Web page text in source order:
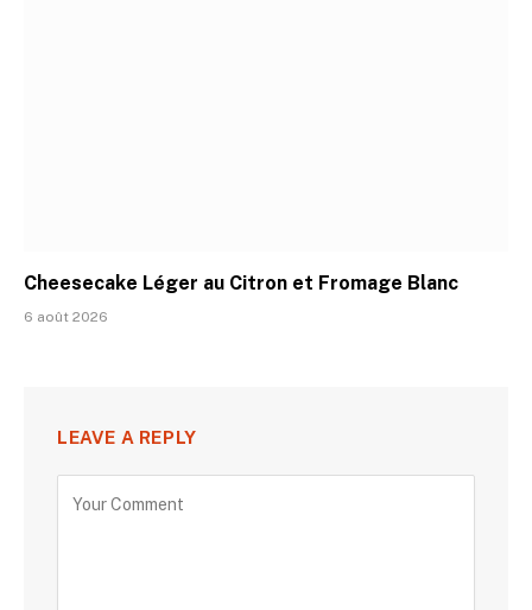
Cheesecake Léger au Citron et Fromage Blanc
6 août 2026
LEAVE A REPLY